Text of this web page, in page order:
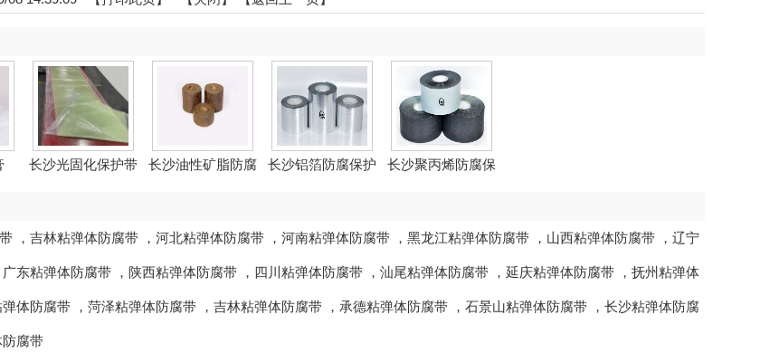
长沙光固化保护带
长沙油性矿脂防腐
长沙铝箔防腐保护
长沙聚丙烯防腐保
， 吉林粘弹体防腐带 ， 河北粘弹体防腐带 ， 河南粘弹体防腐带 ， 黑龙江粘弹体防腐带 ， 山西粘弹体防腐带 ， 辽宁
广东粘弹体防腐带 ， 陕西粘弹体防腐带 ， 四川粘弹体防腐带 ， 汕尾粘弹体防腐带 ， 延庆粘弹体防腐带 ， 抚州粘弹体
体防腐带 ， 菏泽粘弹体防腐带 ， 吉林粘弹体防腐带 ， 承德粘弹体防腐带 ， 石景山粘弹体防腐带 ， 长沙粘弹体防腐
腐带